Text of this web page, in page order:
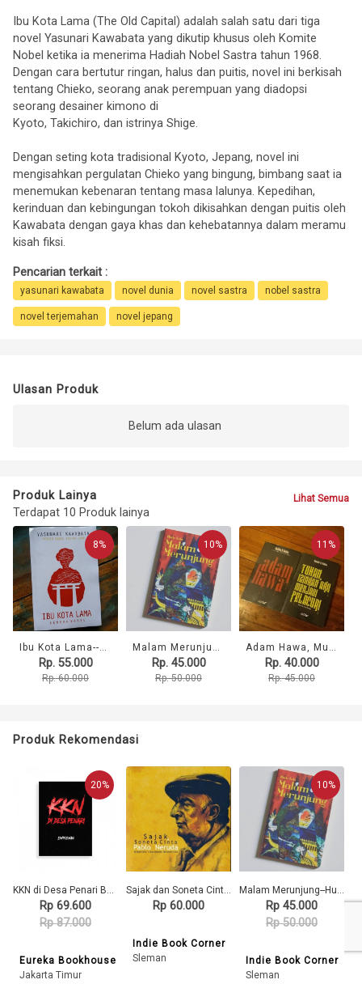
Ibu Kota Lama (The Old Capital) adalah salah satu dari tiga
novel Yasunari Kawabata yang dikutip khusus oleh Komite
Nobel ketika ia menerima Hadiah Nobel Sastra tahun 1968.
Dengan cara bertutur ringan, halus dan puitis, novel ini berkisah
tentang Chieko, seorang anak perempuan yang diadopsi
seorang desainer kimono di
Kyoto, Takichiro, dan istrinya Shige.
Dengan seting kota tradisional Kyoto, Jepang, novel ini
mengisahkan pergulatan Chieko yang bingung, bimbang saat ia
menemukan kebenaran tentang masa lalunya. Kepedihan,
kerinduan dan kebingungan tokoh dikisahkan dengan puitis oleh
Kawabata dengan gaya khas dan kehebatannya dalam meramu
kisah fiksi.
Pencarian terkait :
yasunari kawabata novel dunia novel sastra nobel sastra
novel terjemahan novel jepang
Ulasan Produk
Belum ada ulasan
Produk Lainya
Terdapat 10 Produk lainya
Lihat Semua
8%
Rp. 55.000
Rp. 60.000
10%
Rp. 45.000
Rp. 50.000
11%
Rp. 40.000
Rp. 45.000
Produk Rekomendasi
20%
Rp 69.600
Rp 87.000
Eureka Bookhouse
Jakarta Timur
Rp 60.000
Indie Book Corner
Sleman
10%
Rp 45.000
Rp 50.000
Indie Book Corner
Sleman